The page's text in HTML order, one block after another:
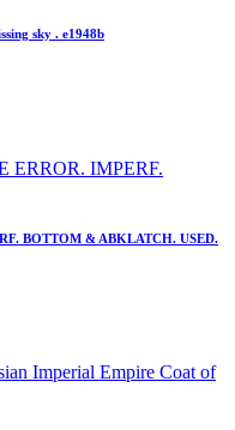
sky . e1948b
BOTTOM & ABKLATCH. USED.